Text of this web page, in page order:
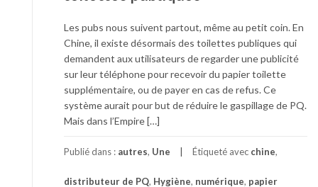
Les pubs nous suivent partout, même au petit coin. En
Chine, il existe désormais des toilettes publiques qui
demandent aux utilisateurs de regarder une publicité
sur leur téléphone pour recevoir du papier toilette
supplémentaire, ou de payer en cas de refus. Ce
système aurait pour but de réduire le gaspillage de PQ.
Mais dans l’Empire […]
Publié dans : autres, Une Étiqueté avec chine,
distributeur de PQ, Hygiène, numérique, papier